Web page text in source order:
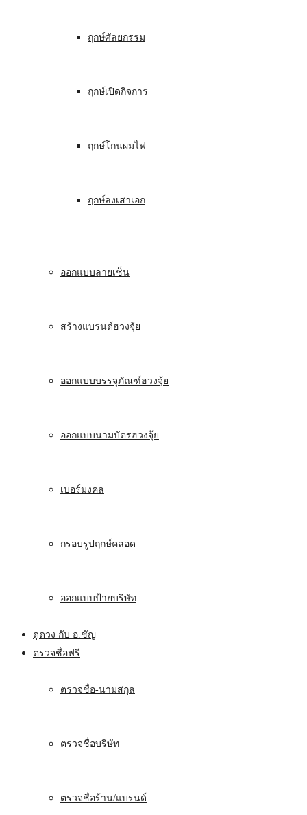
ฤกษ์ศัลยกรรม
ฤกษ์เปิดกิจการ
ฤกษ์โกนผมไฟ
ฤกษ์ลงเสาเอก
ออกแบบลายเซ็น
สร้างแบรนด์ฮวงจุ้ย
ออกแบบบรรจุภัณฑ์ฮวงจุ้ย
ออกแบบนามบัตรฮวงจุ้ย
เบอร์มงคล
กรอบรูปฤกษ์คลอด
ออกแบบป้ายบริษัท
ดูดวง กับ อ.ชัญ
ตรวจชื่อฟรี
ตรวจชื่อ-นามสกุล
ตรวจชื่อบริษัท
ตรวจชื่อร้าน/แบรนด์